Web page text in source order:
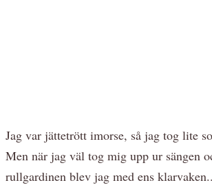
Jag var jättetrött imorse, så jag tog lite
Men när jag väl tog mig upp ur sängen
rullgardinen blev jag med ens